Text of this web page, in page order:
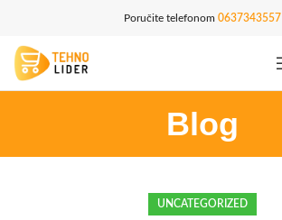
Poručite telefonom 0637343557
Blog
UNCATEGORIZED